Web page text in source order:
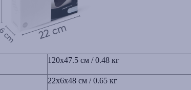
120x47.5 см / 0.48 кг
22x6x48 cм / 0.65 кг